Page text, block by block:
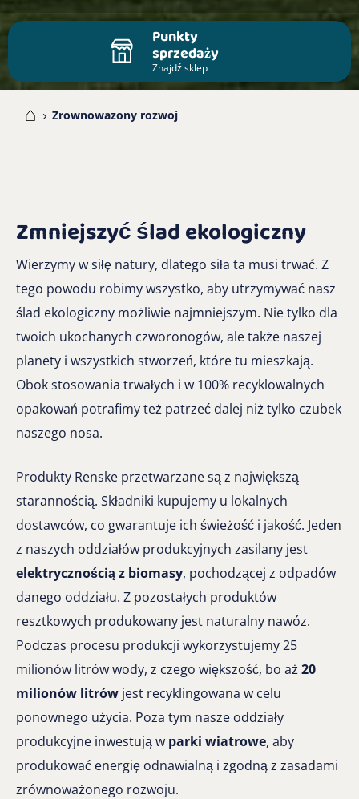
Punkty
sprzedaży
Znajdź sklep
Zrownowazony rozwoj
Zmniejszyć ślad ekologiczny
Wierzymy w siłę natury, dlatego siła ta musi trwać. Z
tego powodu robimy wszystko, aby utrzymywać nasz
ślad ekologiczny możliwie najmniejszym. Nie tylko dla
twoich ukochanych czworonogów, ale także naszej
planety i wszystkich stworzeń, które tu mieszkają.
Obok stosowania trwałych i w 100% recyklowalnych
opakowań potrafimy też patrzeć dalej niż tylko czubek
naszego nosa.
Produkty Renske przetwarzane są z największą
starannością. Składniki kupujemy u lokalnych
dostawców, co gwarantuje ich świeżość i jakość. Jeden
z naszych oddziałów produkcyjnych zasilany jest
elektrycznością z biomasy, pochodzącej z odpadów
danego oddziału. Z pozostałych produktów
resztkowych produkowany jest naturalny nawóz.
Podczas procesu produkcji wykorzystujemy 25
milionów litrów wody, z czego większość, bo aż20
milionów litrów jest recyklingowana w celu
ponownego użycia. Poza tym nasze oddziały
produkcyjne inwestują w parki wiatrowe, aby
produkować energię odnawialną i zgodną z zasadami
zrównoważonego rozwoju.